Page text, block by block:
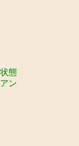
態
ン